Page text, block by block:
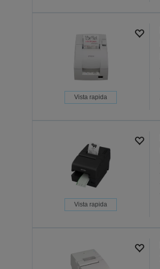
Vista rapida
Vista rapida